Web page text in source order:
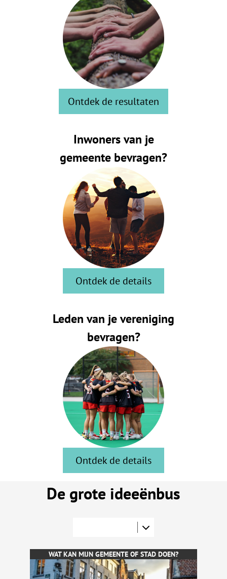
Ontdek de resultaten
Inwoners van je
gemeente bevragen?
Ontdek de details
Leden van je vereniging
bevragen?
Ontdek de details
De grote ideeënbus
WAT KAN MIJN GEMEENTE OF STAD DOEN?